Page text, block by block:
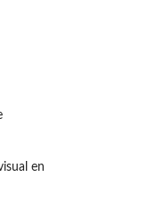
en